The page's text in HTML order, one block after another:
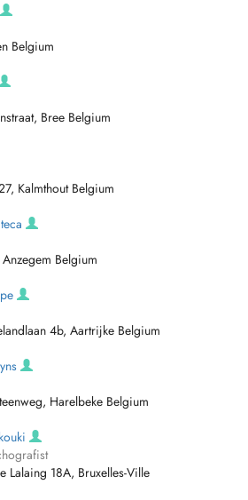
Belgium
Bree Belgium
Kalmthout Belgium
Belgium
4b, Aartrijke Belgium
Harelbeke Belgium
Lalaing 18A, Bruxelles-Ville